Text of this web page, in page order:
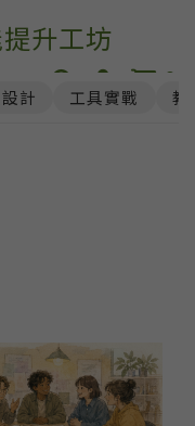
升工坊
0
計 工具實戰 教